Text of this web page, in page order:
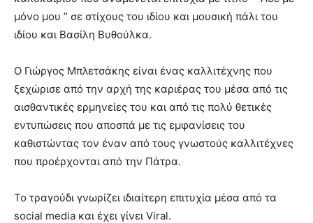
μόνο μου ” σε στίχους του ιδίου και μουσική πάλι του
ιδίου και Βασίλη Βυθούλκα.
Ο Γιώργος Μπλετσάκης είναι ένας καλλιτέχνης που
ξεχώρισε από την αρχή της καριέρας του μέσα από τις
αισθαντικές ερμηνείες του και από τις πολύ θετικές
εντυπώσεις που αποσπά με τις εμφανίσεις του
καθιστώντας τον έναν από τους γνωστούς καλλιτέχνες
που προέρχονται από την Πάτρα.
Το τραγούδι γνωρίζει ιδιαίτερη επιτυχία μέσα από τα
social media και έχει γίνει Viral.